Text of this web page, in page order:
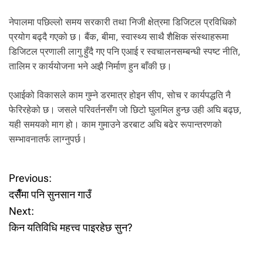
नेपालमा पछिल्लो समय सरकारी तथा निजी क्षेत्रमा डिजिटल प्रविधिको
प्रयोग बढ्दै गएको छ। बैंक, बीमा, स्वास्थ्य साथै शैक्षिक संस्थाहरूमा
डिजिटल प्रणाली लागु हुँदै गए पनि एआई र स्वचालनसम्बन्धी स्पष्ट नीति,
तालिम र कार्ययोजना भने अझै निर्माण हुन बाँकी छ।
एआईको विकासले काम गुम्ने डरमात्र होइन सीप, सोच र कार्यपद्धति नै
फेरिरहेको छ। जसले परिवर्तनसँग जो छिटो घुलमिल हुन्छ उही अघि बढ्छ,
यही समयको माग हो। काम गुमाउने डरबाट अघि बढेर रूपान्तरणको
सम्भावनातर्फ लाग्नुपर्छ।
P
o
s
Previous:
दसैँमा पनि सुनसान गाउँ
Next:
किन यतिविधि महत्त्व पाइरहेछ सुन?